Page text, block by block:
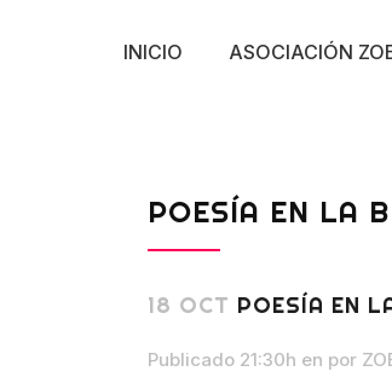
INICIO ASOCIACIÓN
POESÍA EN LA
18 OCT POESÍA EN
Publicado 21:30h en por